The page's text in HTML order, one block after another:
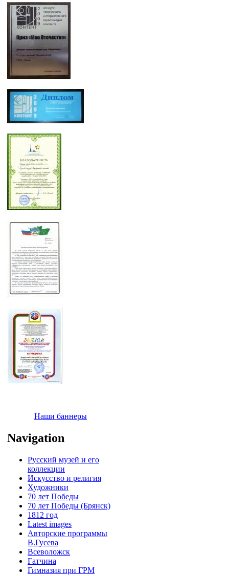
Наши баннеры
Navigation
Русский музей и его
коллекции
Искусство и религия
Художники
70 лет Победы
70 лет Победы (Брянск)
1812 год
Latest images
Авторские программы
В.Гусева
Всеволожск
Гатчина
Гимназия при ГРМ